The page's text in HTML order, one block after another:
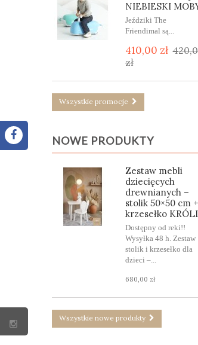
NIEBIESKI
Jeździki The
Friendimal są...
410,00 zł
zł
Wszystkie promocje
NOWE PRODUKTY
Zestaw mebli
dziecięcych
drewnianych –
stolik 50×50 cm +
krzesełko
Dostępny od reki!!
Wysyłka 48 h. Zestaw
stolik i krzesełko dla
dzieci –...
680,00 zł
Wszystkie nowe produkty